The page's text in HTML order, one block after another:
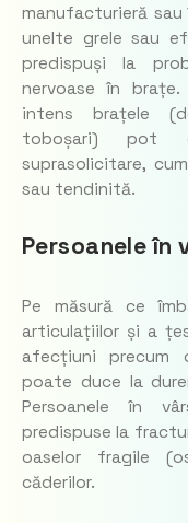
manufacturieră
unelte grele sau
predispuși la
nervoase în
intens brațele
toboșari) pot
suprasolicitare,
sau tendinită.
Persoanele în
Pe măsură ce
articulațiilor și a
afecțiuni precum
poate duce la
Persoanele în
predispuse la
oaselor fragile
căderilor.